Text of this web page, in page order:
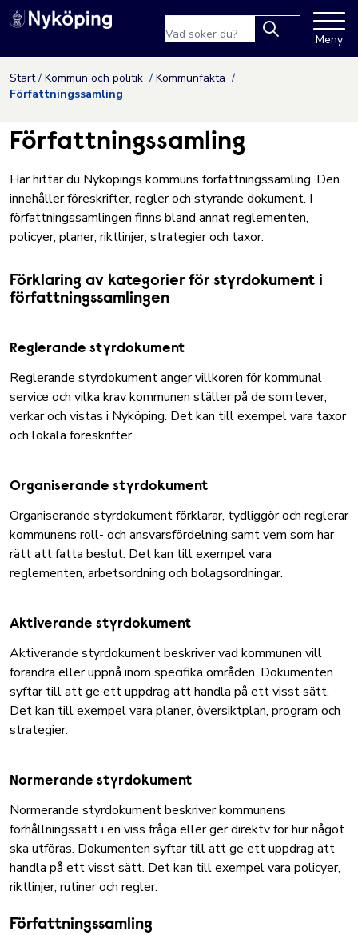
Hoppa till innehåll
Nyköpings kommuns
results.
Meny
Start Kommun och politik
Kommunfakta
Författningssamling
Författningssamling
Här hittar du Nyköpings kommuns författningssamling. Den
innehåller föreskrifter, regler och styrande dokument. I
författningssamlingen finns bland annat reglementen,
policyer, planer, riktlinjer, strategier och taxor.
Förklaring av kategorier för styrdokument i
författningssamlingen
Reglerande styrdokument
Reglerande styrdokument anger villkoren för kommunal
service och vilka krav kommunen ställer på de som lever,
verkar och vistas i Nyköping. Det kan till exempel vara taxor
och lokala föreskrifter.
Organiserande styrdokument
Organiserande styrdokument förklarar, tydliggör och reglerar
kommunens roll- och ansvarsfördelning samt vem som har
rätt att fatta beslut. Det kan till exempel vara
reglementen, arbetsordning och bolagsordningar.
Aktiverande styrdokument
Aktiverande styrdokument beskriver vad kommunen vill
förändra eller uppnå inom specifika områden. Dokumenten
syftar till att ge ett uppdrag att handla på ett visst sätt.
Det kan till exempel vara planer, översiktplan, program och
strategier.
Normerande styrdokument
Normerande styrdokument beskriver kommunens
förhållningssätt i en viss fråga eller ger direktv för hur något
ska utföras. Dokumenten syftar till att ge ett uppdrag att
handla på ett visst sätt. Det kan till exempel vara policyer,
riktlinjer, rutiner och regler.
Författningssamling